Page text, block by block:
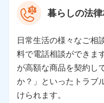
※ 当社および株式会社
データ憲章」に定める行
※ パーソナルデータダッ
理」の設定状態にかかわ
※ dポイントクラブ会員
日以降、一度もdポイント
暮らしの法
日常生活の様々なご相
料で電話相談ができま
が高額な商品を契約し
か？」といったトラブ
けられます。